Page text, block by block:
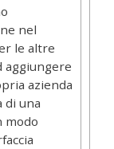
nel
le altre
aggiungere
azienda
di una
modo